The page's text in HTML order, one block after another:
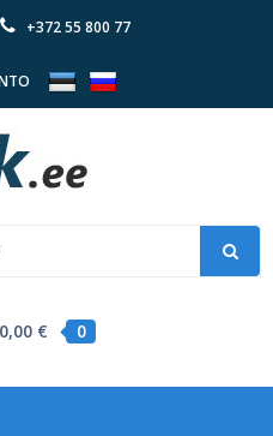
+372 55 800 77
0
0,00 €